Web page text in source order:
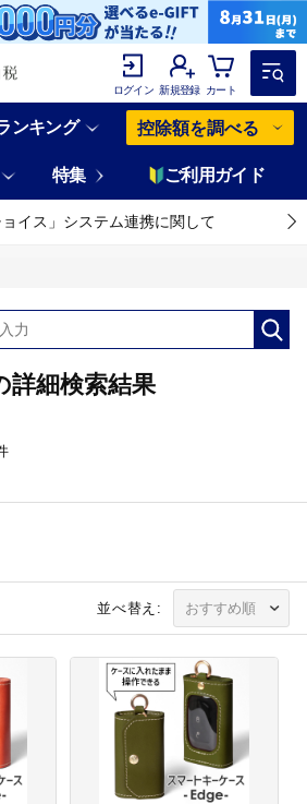
ログイン 新規登録 カート
ンキング 控除額を調べる
特集 ご利用ガイド
ョイス」システム連携に関して
詳細検索結果
並べ替え: